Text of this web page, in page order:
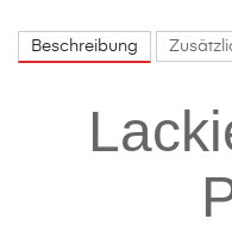
Beschreibung